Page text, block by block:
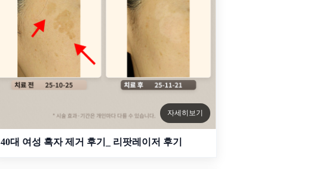
자세히보기
40대 여성 흑자 제거 후기_ 리팟레이저 후기